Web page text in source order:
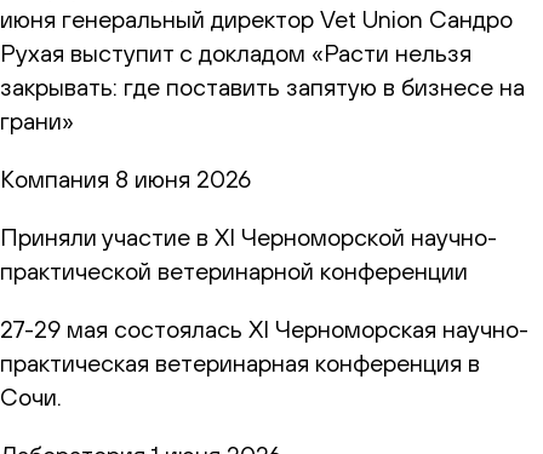
июня генеральный директор Vet Union Сандро
Рухая выступит с докладом «Расти нельзя
закрывать: где поставить запятую в бизнесе на
грани»
Компания 8 июня 2026
Приняли участие в XI Черноморской научно-
практической ветеринарной конференции
27-29 мая состоялась XI Черноморская научно-
практическая ветеринарная конференция в
Сочи.